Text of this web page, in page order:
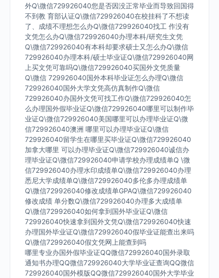
外Q\微信729926040您是否因没正常毕业而导致回国得
不到教 育部认证Q\微信729926040在校挂科了不想读
了、成绩不理想怎么办Q\微信729926040找工 作没有
文凭怎么办Q\微信729926040办理本科/研究生文凭
Q\微信729926040有本科却要求硕士又怎么办Q\微信
729926040办理本科/硕士毕业证Q\微信729926040网
上买文凭可靠吗Q\微信729926040买国外文凭质量
Q\微信 729926040国外本科毕业证怎么办理Q\微信
729926040国外大学文凭高仿真制作Q\微信
729926040办国外文凭可找工作Q\微信729926040怎
么办理国外假毕业证Q\微信729926040哪里可以制作毕
业证Q\微信729926040美国哪里可以办理毕业证Q\微
信729926040澳洲 哪里可以办理毕业证Q\微信
729926040留学生在哪里买毕业证Q\微信729926040
加拿大哪里 可以办理毕业证Q\微信729926040诚信办
理毕业证Q\微信729926040申请学校办理成绩单Q \微
信729926040办理水印成绩单Q\微信729926040办理
悉尼大学成绩单Q\微信729926040多伦多办理成绩单
Q\微信729926040修改成绩单GPAQ\微信729926040
修改成绩 单分数Q\微信729926040办理多大成绩单
Q\微信729926040如何拿到国外毕业证Q\微信
729926040快速拿到国外文凭Q\微信729926040快速
办理国外毕业证Q\微信729926040假毕业证能查出来吗
Q\微信729926040假文凭网上能查到吗
哪里专业办国外假毕业证QQ微信729926040国外录取
通知书办理QQ微信729926040大学毕业证查询QQ微信
729926040国外模版QQ微信729926040国外大学毕业